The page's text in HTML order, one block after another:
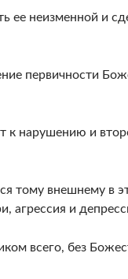
ее неизменной и
первичности
к нарушению и
тому внешнему в
агрессия и
всего, без